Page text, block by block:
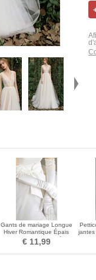
Gants de mariage Longue
Hiver Romantique Épais
Doigt entier Ruché
€ 11,99
jantes